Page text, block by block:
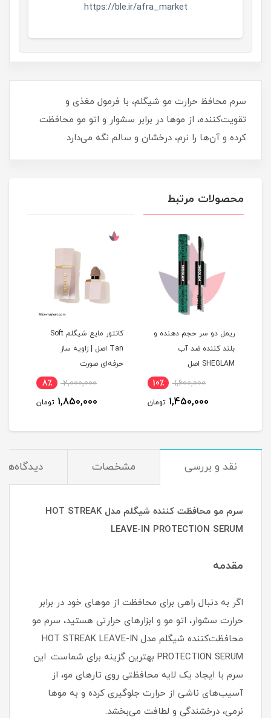
https://ble.ir/afra_market
سرم محافظ حرارت مو شیگلم، با فرمول مغذی و
تقویت‌کننده، از موها در برابر سشوار و اتو مو محافظت
کرده و آن‌ها را نرم، درخشان و سالم نگه می‌دارد
محصولات مرتبط
ریمل دو سر حجم دهنده و
بلند کننده ضد آب
SHEGLAM اصل
1,600,000 10٪
1,450,000 تومان
کانتور مایع شیگلم Soft
Tan اصل | زاویه ساز
حرفه‌ای صورت
2,000,000 8٪
1,850,000 تومان
نقد و بررسی مشخصات دیدگاه‌ها
سرم مو محافظت کننده شیگلم مدل HOT STREAK
LEAVE-IN PROTECTION SERUM
مقدمه
اگر به دنبال راهی برای محافظت از موهای خود در برابر
حرارت سشوار، اتو مو و ابزارهای حرارتی هستید، سرم مو
محافظت‌کننده شیگلم مدل HOT STREAK LEAVE-IN
PROTECTION SERUM بهترین گزینه برای شماست. این
سرم با ایجاد یک لایه محافظتی روی تارهای مو، از
آسیب‌های ناشی از حرارت جلوگیری کرده و به موها
نرمی، درخشندگی و لطافت می‌بخشد.